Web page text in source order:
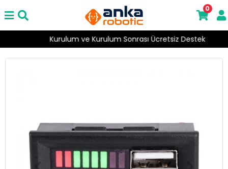
Kurulum ve Kurulum Sonrası Ücretsiz Destek
0